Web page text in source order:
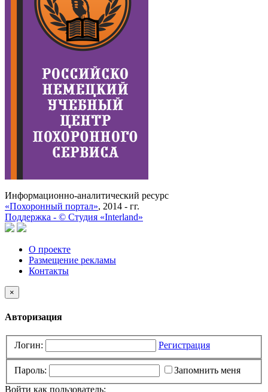
Информационно-аналитический ресурс
«Похоронный портал», 2014 - гг.
Поддержка - © Cтудия «Interland»
О проекте
Размещение рекламы
Контакты
×
Авторизация
Логин: Регистрация
Пароль:
Запомнить меня
Войти как пользователь: